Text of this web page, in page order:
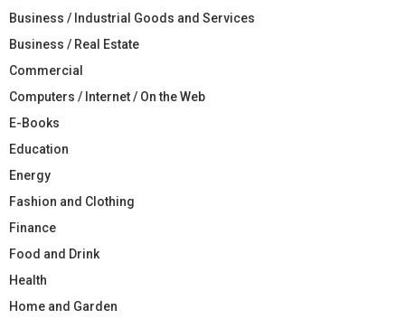
Business / Industrial Goods and Services
Business / Real Estate
Commercial
Computers / Internet / On the Web
E-Books
Education
Energy
Fashion and Clothing
Finance
Food and Drink
Health
Home and Garden